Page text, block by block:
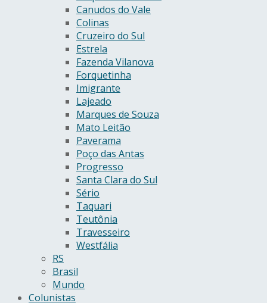
Canudos do Vale
Colinas
Cruzeiro do Sul
Estrela
Fazenda Vilanova
Forquetinha
Imigrante
Lajeado
Marques de Souza
Mato Leitão
Paverama
Poço das Antas
Progresso
Santa Clara do Sul
Sério
Taquari
Teutônia
Travesseiro
Westfália
RS
Brasil
Mundo
Colunistas